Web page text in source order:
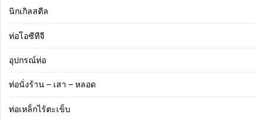
นิกเกิลสตีล
ท่อโอซีทีจี
อุปกรณ์ท่อ
ท่อนั่งร้าน – เสา – หลอด
ท่อเหล็กไร้ตะเข็บ